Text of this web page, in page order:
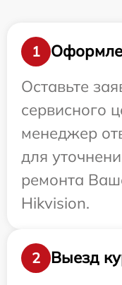
1
Оставьте
сервисного
менеджер
для
ремонта
Hikvision.
2
Выезд